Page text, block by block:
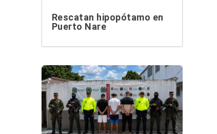
Rescatan hipopótamo en
Puerto Nare